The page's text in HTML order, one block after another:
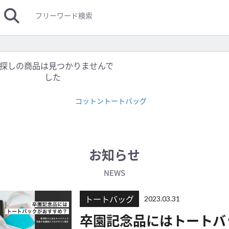
しの商品は見つかりませんで
した
コットントートバッグ
お知らせ
NEWS
トートバッグ 2023.03.31
卒園記念品にはトート